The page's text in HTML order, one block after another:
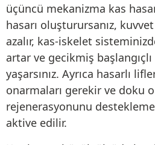
üçüncü mekanizma kas
hasarı oluşturursanız,
azalır, kas-iskelet
artar ve gecikmiş başlangıçlı
yaşarsınız. Ayrıca hasarlı
onarmaları gerekir ve doku
rejenerasyonunu
aktive edilir.